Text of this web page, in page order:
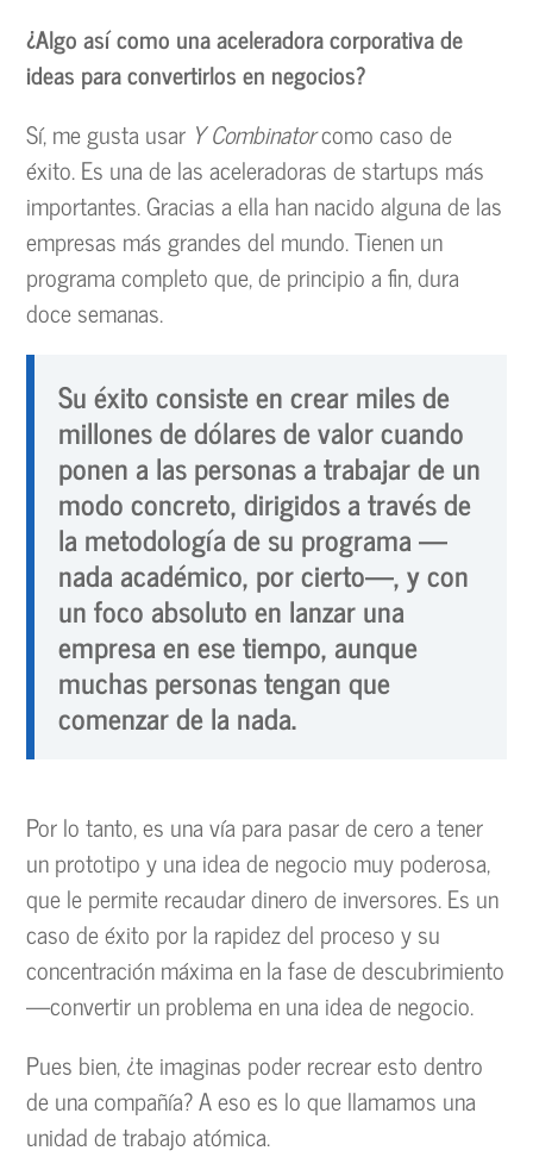
¿Algo así como una aceleradora corporativa de
ideas para convertirlos en negocios?
Sí, me gusta usar Y Combinatorcomo caso de
éxito. Es una de las aceleradoras de startups más
importantes. Gracias a ella han nacido alguna de las
empresas más grandes del mundo. Tienen un
programa completo que, de principio a fin, dura
doce semanas.
Su éxito consiste en crear miles de
millones de dólares de valor cuando
ponen a las personas a trabajar de un
modo concreto, dirigidos a través de
la metodología de su programa —
nada académico, por cierto—, y con
un foco absoluto en lanzar una
empresa en ese tiempo, aunque
muchas personas tengan que
comenzar de la nada.
Por lo tanto, es una vía para pasar de cero a tener
un prototipo y una idea de negocio muy poderosa,
que le permite recaudar dinero de inversores. Es un
caso de éxito por la rapidez del proceso y su
concentración máxima en la fase de descubrimiento
—convertir un problema en una idea de negocio.
Pues bien, ¿te imaginas poder recrear esto dentro
de una compañía? A eso es lo que llamamos una
unidad de trabajo atómica.